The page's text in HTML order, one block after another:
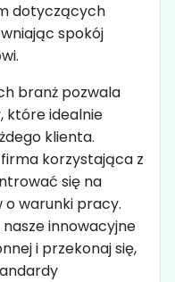
dotyczących
spokój
branż pozwala
które idealnie
klienta.
korzystająca z
się na
o warunki pracy.
innowacyjne
i przekonaj się,